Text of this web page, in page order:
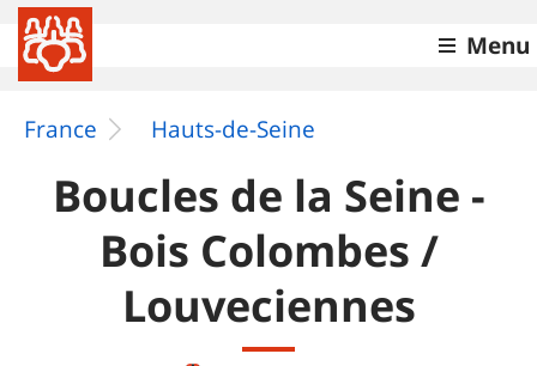
Menu
France Hauts-de-Seine
Boucles de la Seine -
Bois Colombes /
Louveciennes